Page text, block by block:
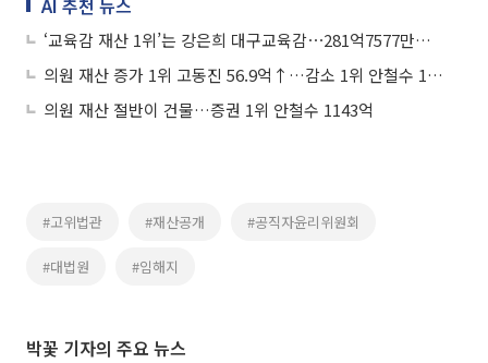
AI 추천 뉴스
‘교육감 재산 1위’는 강은희 대구교육감⋯281억7577만원 신고
의원 재산 증가 1위 고동진 56.9억↑…감소 1위 안철수 110억↓
의원 재산 절반이 건물…증권 1위 안철수 1143억
#고위법관 #재산공개 #공직자윤리위원회
#대법원 #임해지
박꽃 기자의 주요 뉴스